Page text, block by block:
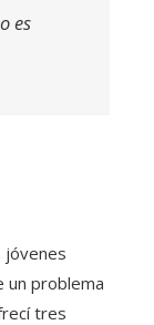
es
jóvenes
un problema
tres